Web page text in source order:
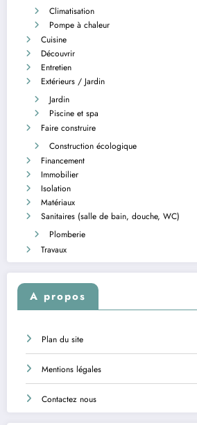
Climatisation
Pompe à chaleur
Cuisine
Découvrir
Entretien
Extérieurs / Jardin
Jardin
Piscine et spa
Faire construire
Construction écologique
Financement
Immobilier
Isolation
Matériaux
Sanitaires (salle de bain, douche, WC)
Plomberie
Travaux
A propos
Plan du site
Mentions légales
Contactez nous